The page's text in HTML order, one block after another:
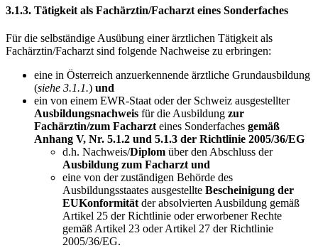
3.1.3. Tätigkeit als Fachärztin/Facharzt eines Sonderfaches
Für die selbständige Ausübung einer ärztlichen Tätigkeit als
Fachärztin/Facharzt sind folgende Nachweise zu erbringen:
eine in Österreich anzuerkennende ärztliche Grundausbildung
(siehe 3.1.1.) und
ein von einem EWR-Staat oder der Schweiz ausgestellter
Ausbildungsnachweis für die Ausbildung zur
Fachärztin/zum Facharzt eines Sonderfaches gemäß
Anhang V, Nr. 5.1.2 und 5.1.3 der Richtlinie 2005/36/EG
d.h. Nachweis/Diplom über den Abschluss der
Ausbildung zum Facharzt und
eine von der zuständigen Behörde des
Ausbildungsstaates ausgestellte Bescheinigung der
EUKonformität der absolvierten Ausbildung gemäß
Artikel 25 der Richtlinie oder erworbener Rechte
gemäß Artikel 23 oder Artikel 27 der Richtlinie
2005/36/EG.